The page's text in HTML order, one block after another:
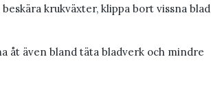
krukväxter, klippa bort vissna blad
åt även bland täta bladverk och mindre